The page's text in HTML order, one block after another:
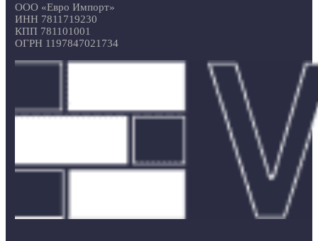
ООО «Евро Импорт»
ИНН 7811719230
КПП 781101001
ОГРН 1197847021734